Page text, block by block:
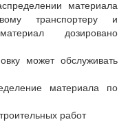
материала
транспортеру и
дозировано
может обслуживать
материала по
работ